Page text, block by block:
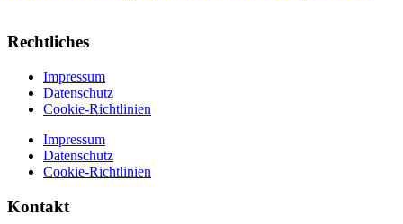
Rechtliches
Impressum
Datenschutz
Cookie-Richtlinien
Impressum
Datenschutz
Cookie-Richtlinien
Kontakt